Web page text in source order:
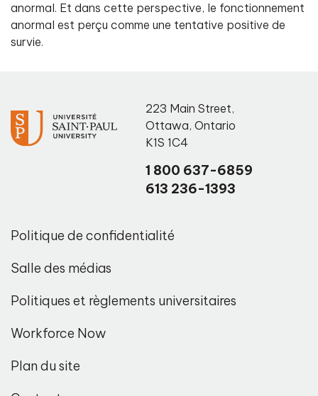
anormal. Et dans cette perspective, le fonctionnement
anormal est perçu comme une tentative positive de
survie.
223 Main Street,
Ottawa, Ontario
K1S 1C4
1 800 637-6859
613 236-1393
Politique de confidentialité
Salle des médias
Politiques et règlements universitaires
Workforce Now
Plan du site